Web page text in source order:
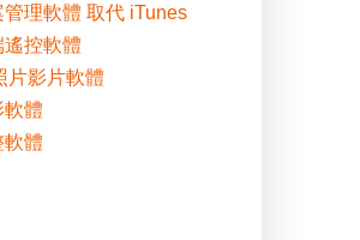
理軟體 取代 iTunes
控軟體
片影片軟體
軟體
軟體